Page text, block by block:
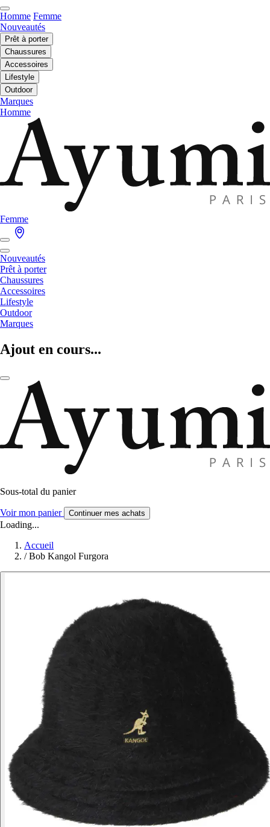
Homme Femme
Nouveautés
Prêt à porter
Chaussures
Accessoires
Lifestyle
Outdoor
Marques
Homme
Femme
Nouveautés
Prêt à porter
Chaussures
Accessoires
Lifestyle
Outdoor
Marques
Ajout en cours...
Sous-total du panier
Voir mon panier Continuer mes achats
Loading...
Accueil
/ Bob Kangol Furgora